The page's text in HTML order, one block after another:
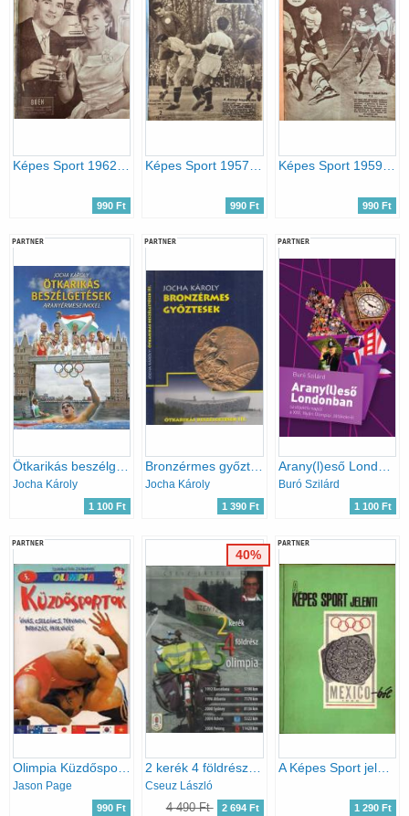
990 Ft 990 Ft
Képes Sport 1959. VI. évfolyam 1-52. szám egybekötve
990 Ft
PARTNER
Ötkarikás beszélgetések aranyérmeseinkkel
Jocha Károly
1 100 Ft
PARTNER
Bronzérmes győztesek (dedikált)- Ötkarikás beszélgetések III.
Jocha Károly
1 390 Ft
PARTNER
Arany(l)eső Londonban - szubjektív napló a XXX. Nyári Olimpiai Játékokról
Buró Szilárd
1 100 Ft
PARTNER
Jason Page
990 Ft
Cseuz László
4 490 Ft 2 694 Ft
40%
PARTNER
A Képes Sport jelenti Mexico-ból 1968
1 290 Ft